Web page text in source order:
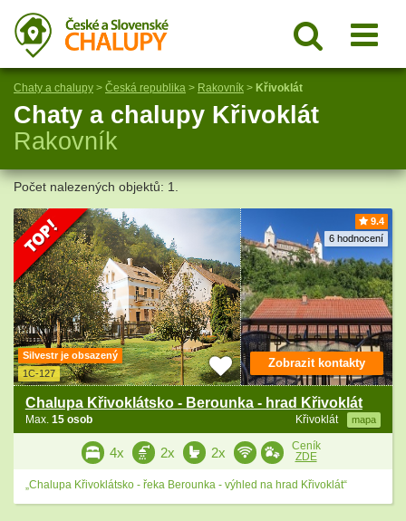
Chaty a chalupy > Česká republika > Rakovník > Křivoklát
Chaty a chalupy Křivoklát
Rakovník
Počet nalezených objektů: 1.
9.4
6 hodnocení
Silvestr je obsazený
1C-127
Chalupa Křivoklátsko - Berounka - hrad Křivoklát
Křivoklát mapa
Max. 15 osob
Zobrazit kontakty
4x 2x 2x
Ceník
ZDE
„Chalupa Křivoklátsko - řeka Berounka - výhled na hrad Křivoklát“